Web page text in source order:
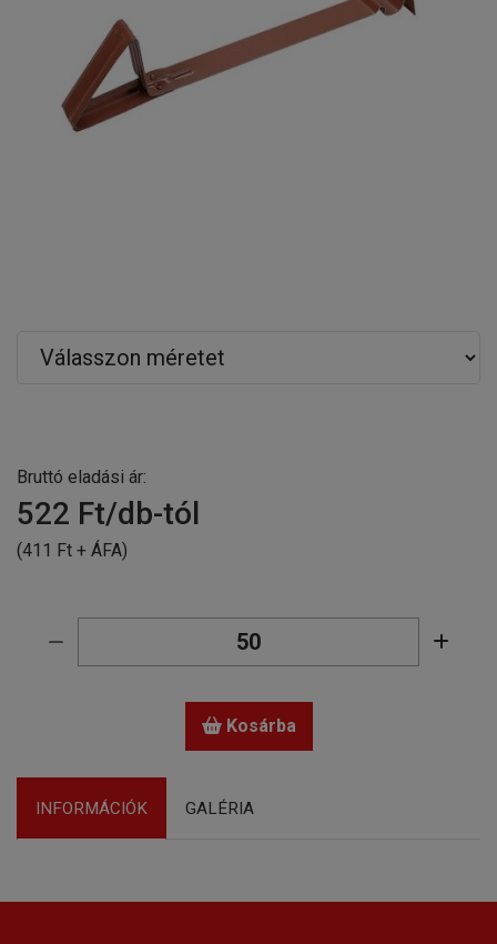
Bruttó eladási ár:
522 Ft/db-tól
(411 Ft + ÁFA)
Kosárba
INFORMÁCIÓK GALÉRIA